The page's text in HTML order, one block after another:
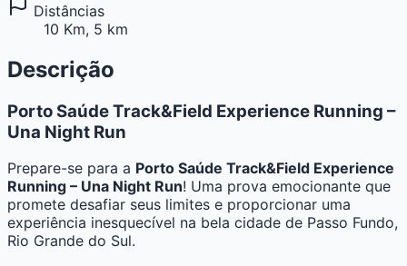
Distâncias
10 Km, 5 km
Descrição
Porto Saúde Track&Field Experience Running –
Una Night Run
Prepare-se para a Porto Saúde Track&Field Experience
Running – Una Night Run! Uma prova emocionante que
promete desafiar seus limites e proporcionar uma
experiência inesquecível na bela cidade de Passo Fundo,
Rio Grande do Sul.